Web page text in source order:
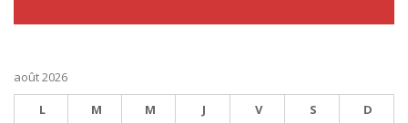
août 2026
L
M M J V S
D